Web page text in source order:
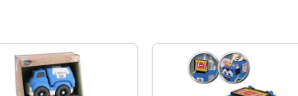
Mer
information
Modell